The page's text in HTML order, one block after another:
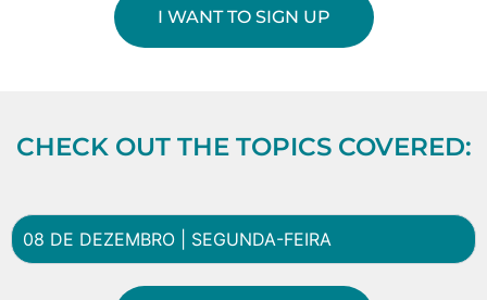
I WANT TO SIGN UP
CHECK OUT THE TOPICS COVERED:
08 DE DEZEMBRO | SEGUNDA-FEIRA